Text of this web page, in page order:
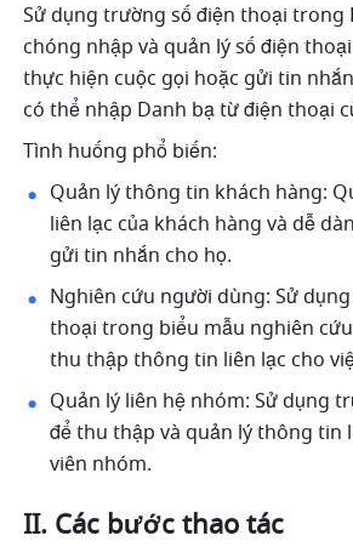
Sử dụng trường số điện thoại trong
chóng nhập và quản lý số điện
thực hiện cuộc gọi hoặc gửi tin
có thể nhập Danh bạ từ điện thoại
Tình huống phổ biến:
Quản lý thông tin khách hàng:
liên lạc của khách hàng và dễ
gửi tin nhắn cho họ.
Nghiên cứu người dùng: Sử
thoại trong biểu mẫu nghiên
thu thập thông tin liên lạc cho
Quản lý liên hệ nhóm: Sử dụng
để thu thập và quản lý thông tin
viên nhóm.
II. Các bước thao tác